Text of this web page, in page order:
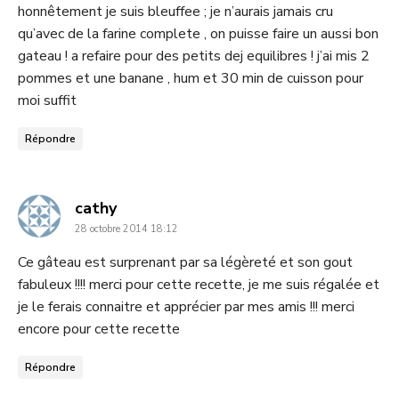
honnêtement je suis bleuffee ; je n’aurais jamais cru
qu’avec de la farine complete , on puisse faire un aussi bon
gateau ! a refaire pour des petits dej equilibres ! j’ai mis 2
pommes et une banane , hum et 30 min de cuisson pour
moi suffit
Répondre
cathydit
:
28 octobre 2014 18:12
Ce gâteau est surprenant par sa légèreté et son gout
fabuleux !!!! merci pour cette recette, je me suis régalée et
je le ferais connaitre et apprécier par mes amis !!! merci
encore pour cette recette
Répondre